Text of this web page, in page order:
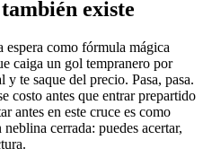
existe
como fórmula mágica
caiga un gol tempranero por
te saque del precio. Pasa, pasa.
costo antes que entrar prepartido
antes en este cruce es como
cerrada: puedes acertar,